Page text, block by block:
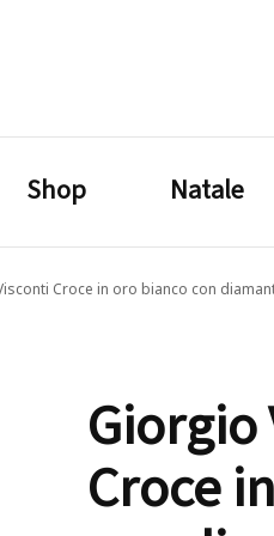
Shop Natale
Croce in oro bianco con
Giorgio
Croce